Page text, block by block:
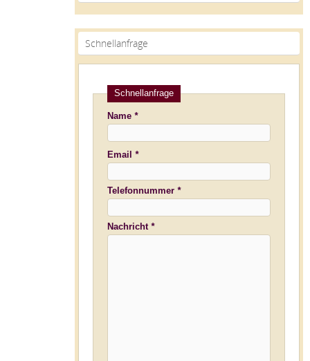
Schnellanfrage
Schnellanfrage
Name *
Bitte
lasse
dieses
Feld
Bitte
dieses
Feld
Email *
Telefonnummer *
Nachricht *